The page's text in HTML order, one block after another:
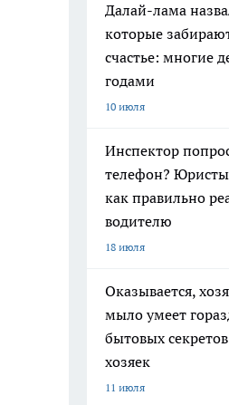
Далай-лама
которые
счастье: многие
годами
10 июля
Инспектор
телефон?
как правильно
водителю
18 июля
Оказывается,
мыло умеет
бытовых
хозяек
11 июля